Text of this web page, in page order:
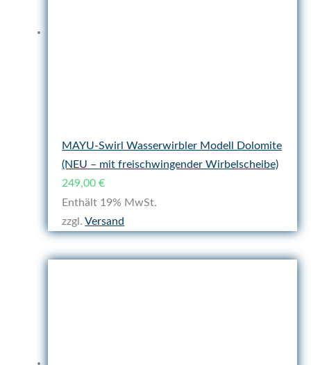
MAYU-Swirl Wasserwirbler Modell Dolomite
(NEU – mit freischwingender Wirbelscheibe)
249,00€
Enthält 19% MwSt.
zzgl.Versand